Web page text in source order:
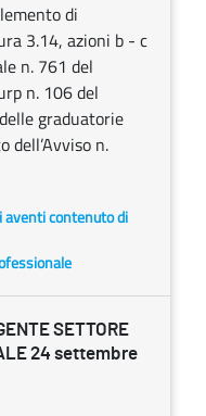
di
3.14, azioni b - c
n. 761 del
n. 106 del
graduatorie
dell’Avviso n.
aventi contenuto di
SETTORE
24 settembre